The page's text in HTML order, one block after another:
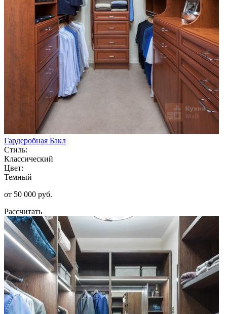
Гардеробная Бакл
Стиль:
Классический
Цвет:
Темный
от 50 000 руб.
Рассчитать